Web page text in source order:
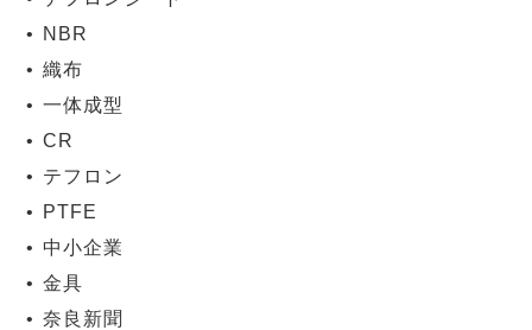
NBR
織布
一体成型
CR
テフロン
PTFE
中小企業
金具
奈良新聞